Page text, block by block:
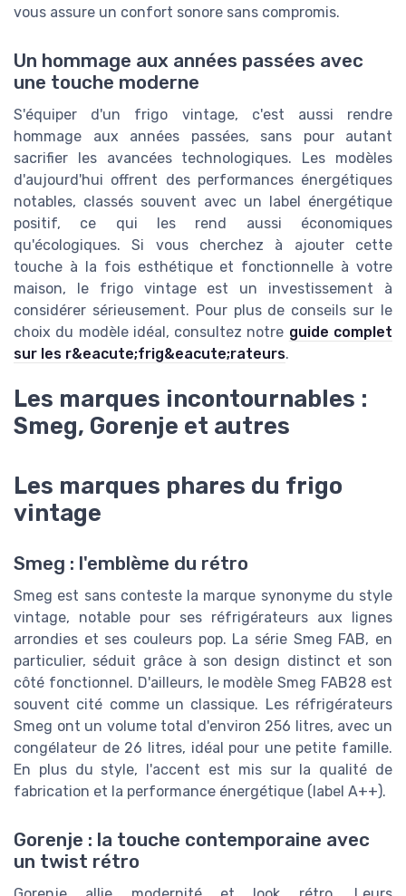
vous assure un confort sonore sans compromis.
Un hommage aux années passées avec
une touche moderne
S'équiper d'un frigo vintage, c'est aussi rendre
hommage aux années passées, sans pour autant
sacrifier les avancées technologiques. Les modèles
d'aujourd'hui offrent des performances énergétiques
notables, classés souvent avec un label énergétique
positif, ce qui les rend aussi économiques
qu'écologiques. Si vous cherchez à ajouter cette
touche à la fois esthétique et fonctionnelle à votre
maison, le frigo vintage est un investissement à
considérer sérieusement. Pour plus de conseils sur le
choix du modèle idéal, consultez notre guide complet
sur les r&eacute;frig&eacute;rateurs.
Les marques incontournables :
Smeg, Gorenje et autres
Les marques phares du frigo
vintage
Smeg : l'emblème du rétro
Smeg est sans conteste la marque synonyme du style
vintage, notable pour ses réfrigérateurs aux lignes
arrondies et ses couleurs pop. La série Smeg FAB, en
particulier, séduit grâce à son design distinct et son
côté fonctionnel. D'ailleurs, le modèle Smeg FAB28 est
souvent cité comme un classique. Les réfrigérateurs
Smeg ont un volume total d'environ 256 litres, avec un
congélateur de 26 litres, idéal pour une petite famille.
En plus du style, l'accent est mis sur la qualité de
fabrication et la performance énergétique (label A++).
Gorenje : la touche contemporaine avec
un twist rétro